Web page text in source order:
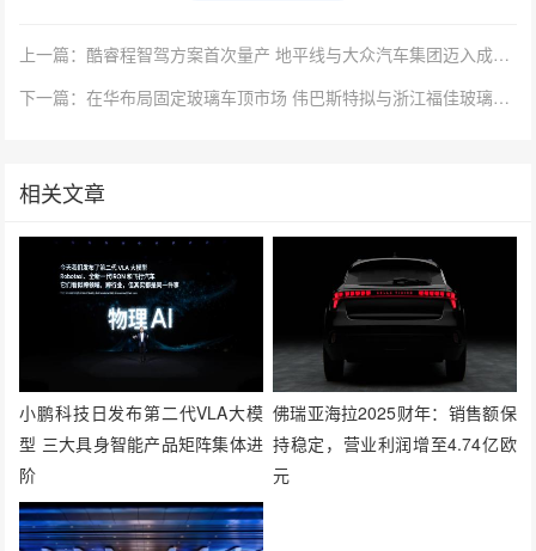
上一篇：酷睿程智驾方案首次量产 地平线与大众汽车集团迈入成果落地阶段
下一篇：在华布局固定玻璃车顶市场 伟巴斯特拟与浙江福佳玻璃合资
相关文章
小鹏科技日发布第二代VLA大模
型 三大具身智能产品矩阵集体进
阶
佛瑞亚海拉2025财年：销售额保
持稳定，营业利润增至4.74亿欧
元